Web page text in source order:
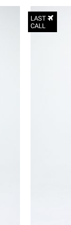
LAST
CALL